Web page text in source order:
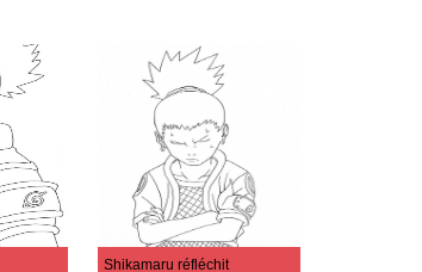
Shikamaru réfléchit